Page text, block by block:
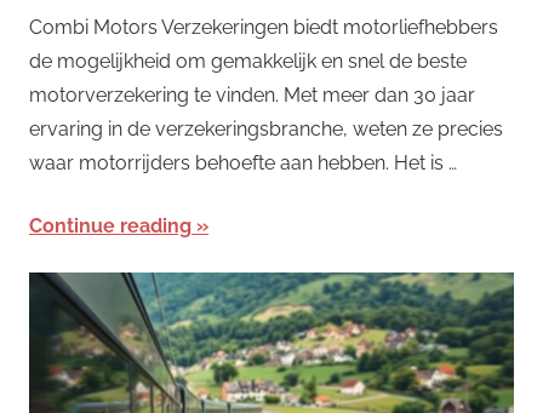
Combi Motors Verzekeringen biedt motorliefhebbers
de mogelijkheid om gemakkelijk en snel de beste
motorverzekering te vinden. Met meer dan 30 jaar
ervaring in de verzekeringsbranche, weten ze precies
waar motorrijders behoefte aan hebben. Het is …
Continue reading